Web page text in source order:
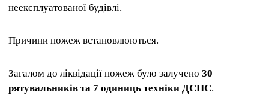
неексплуатованої будівлі.
Причини пожеж встановлюються.
Загалом до ліквідації пожеж було залучено 30
рятувальників та 7 одиниць техніки ДСНС.